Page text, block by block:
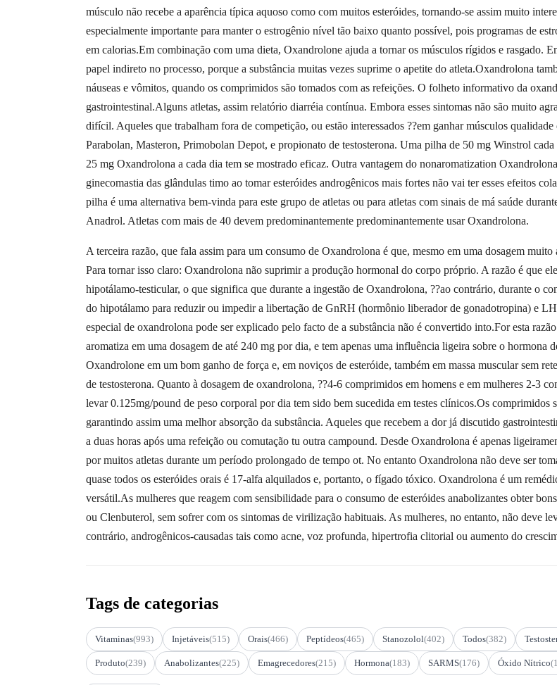
músculo não recebe a aparência típica aquoso como com muitos esteróides, tornando-se assim muito
especialmente importante para manter o estrogênio nível tão baixo quanto possível, pois programas de
em calorias.Em combinação com uma dieta, Oxandrolone ajuda a tornar os músculos rígidos e rasgado.
papel indireto no processo, porque a substância muitas vezes suprime o apetite do atleta.Oxandrolona
náuseas e vômitos, quando os comprimidos são tomados com as refeições. O folheto informativo da
gastrointestinal.Alguns atletas, assim relatório diarréia contínua. Embora esses sintomas não são muito
difícil. Aqueles que trabalham fora de competição, ou estão interessados ??em ganhar músculos
Parabolan, Masteron, Primobolan Depot, e propionato de testosterona. Uma pilha de 50 mg Winstrol
25 mg Oxandrolona a cada dia tem se mostrado eficaz. Outra vantagem do nonaromatization
ginecomastia das glândulas timo ao tomar esteróides androgênicos mais fortes não vai ter esses efeitos
pilha é uma alternativa bem-vinda para este grupo de atletas ou para atletas com sinais de má saúde
Anadrol. Atletas com mais de 40 devem predominantemente predominantemente usar Oxandrolona.
A terceira razão, que fala assim para um consumo de Oxandrolona é que, mesmo em uma dosagem
Para tornar isso claro: Oxandrolona não suprimir a produção hormonal do corpo próprio. A razão é que
hipotálamo-testicular, o que significa que durante a ingestão de Oxandrolona, ??ao contrário, durante o
do hipotálamo para reduzir ou impedir a libertação de GnRH (hormônio liberador de gonadotropina) e
especial de oxandrolona pode ser explicado pelo facto de a substância não é convertido into.For esta
aromatiza em uma dosagem de até 240 mg por dia, e tem apenas uma influência ligeira sobre o
Oxandrolone em um bom ganho de força e, em noviços de esteróide, também em massa muscular sem
de testosterona. Quanto à dosagem de oxandrolona, ??4-6 comprimidos em homens e em mulheres 2-3
levar 0.125mg/pound de peso corporal por dia tem sido bem sucedida em testes clínicos.Os comprimidos
garantindo assim uma melhor absorção da substância. Aqueles que recebem a dor já discutido
a duas horas após uma refeição ou comutação tu outra campound. Desde Oxandrolona é apenas
por muitos atletas durante um período prolongado de tempo ot. No entanto Oxandrolona não deve ser
quase todos os esteróides orais é 17-alfa alquilados e, portanto, o fígado tóxico. Oxandrolona é um
versátil.As mulheres que reagem com sensibilidade para o consumo de esteróides anabolizantes obter
ou Clenbuterol, sem sofrer com os sintomas de virilização habituais. As mulheres, no entanto, não deve
contrário, androgênicos-causadas tais como acne, voz profunda, hipertrofia clitorial ou aumento do
Tags de categorias
Vitaminas(993) Injetáveis(515) Orais(466) Peptídeos(465) Stanozolol(402) Todos(382)
Produto(239) Anabolizantes(225) Emagrecedores(215) Hormona(183) SARMS(176) Óxido Nítrico